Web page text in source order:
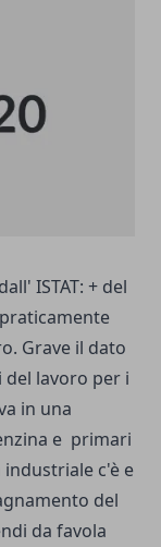
ISTAT: + del
Grave il dato
lavoro per i
in una
e primari
industriale c'è e
del
da favola